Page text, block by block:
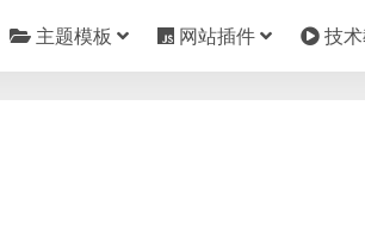
主题模板 网站插件 技